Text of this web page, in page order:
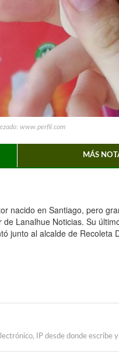
www.perfil.com
MÁS
nacido en Santiago, pero
Lanalhue Noticias. Su
junto al alcalde de Recoleta
IP desde donde escribe